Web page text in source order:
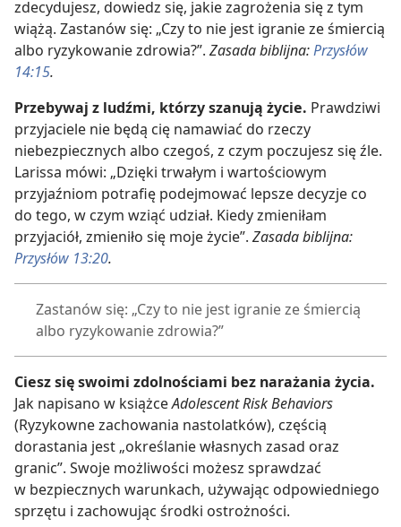
zdecydujesz, dowiedz się, jakie zagrożenia się z tym
wiążą. Zastanów się: „Czy to nie jest igranie ze śmiercią
albo ryzykowanie zdrowia?”. Zasada biblijna:Przysłów
14:15.
Przebywaj z ludźmi, którzy szanują życie. Prawdziwi
przyjaciele nie będą cię namawiać do rzeczy
niebezpiecznych albo czegoś, z czym poczujesz się źle.
Larissa mówi: „Dzięki trwałym i wartościowym
przyjaźniom potrafię podejmować lepsze decyzje co
do tego, w czym wziąć udział. Kiedy zmieniłam
przyjaciół, zmieniło się moje życie”. Zasada biblijna:
Przysłów 13:20.
Zastanów się: „Czy to nie jest igranie ze śmiercią
albo ryzykowanie zdrowia?”
Ciesz się swoimi zdolnościami bez narażania życia.
Jak napisano w książceAdolescent Risk Behaviors
(Ryzykowne zachowania nastolatków), częścią
dorastania jest „określanie własnych zasad oraz
granic”. Swoje możliwości możesz sprawdzać
w bezpiecznych warunkach, używając odpowiedniego
sprzętu i zachowując środki ostrożności.